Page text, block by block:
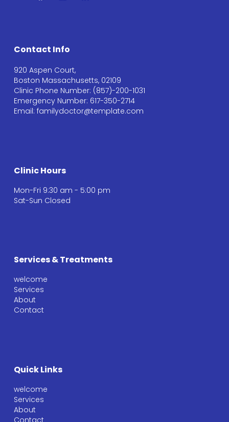
Contact Info
920 Aspen Court,
Boston Massachusetts, 02109
Clinic Phone Number: (857)-200-1031
Emergency Number: 617-350-2714
Email: familydoctor@template.com
Clinic Hours
Mon-Fri 9:30 am - 5:00 pm
Sat-Sun Closed
Services & Treatments
welcome
Services
About
Contact
Quick Links
welcome
Services
About
Contact